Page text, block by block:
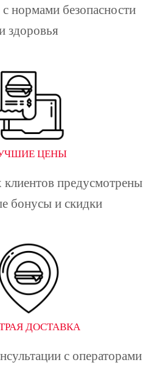
с нормами безопасности
здоровья
ЦЕНЫ
предусмотрены
бонусы и скидки
ДОСТАВКА
с операторами